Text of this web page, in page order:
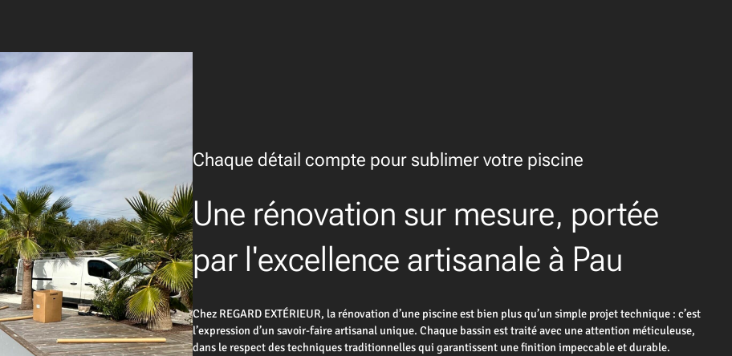
Chaque détail compte pour sublimer votre piscine
Une rénovation sur mesure, portée
par l'excellence artisanale à Pau
Chez REGARD EXTÉRIEUR, la rénovation d’une piscine est bien plus qu’un simple projet technique : c’est
l’expression d’un savoir-faire artisanal unique. Chaque bassin est traité avec une attention méticuleuse,
dans le respect des techniques traditionnelles qui garantissent une finition impeccable et durable.